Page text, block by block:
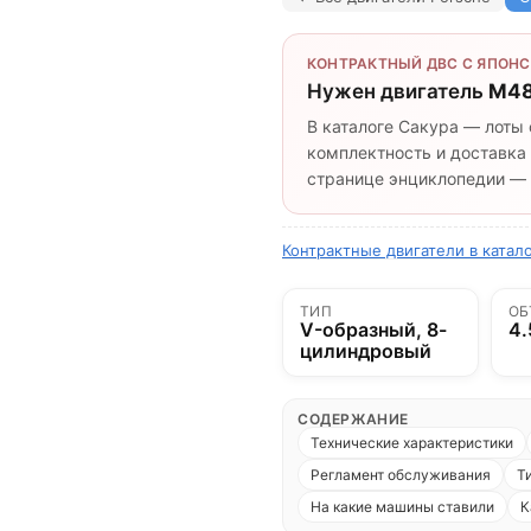
КОНТРАКТНЫЙ ДВС С
Нужен двигатель
В каталоге Сакура —
комплектность и
странице энциклопедии —
Контрактные двигатели в
ТИП
V-образный, 8-
цилиндровый
СОДЕРЖАНИЕ
Технические характеристики
Регламент обслуживания
На какие машины ставили